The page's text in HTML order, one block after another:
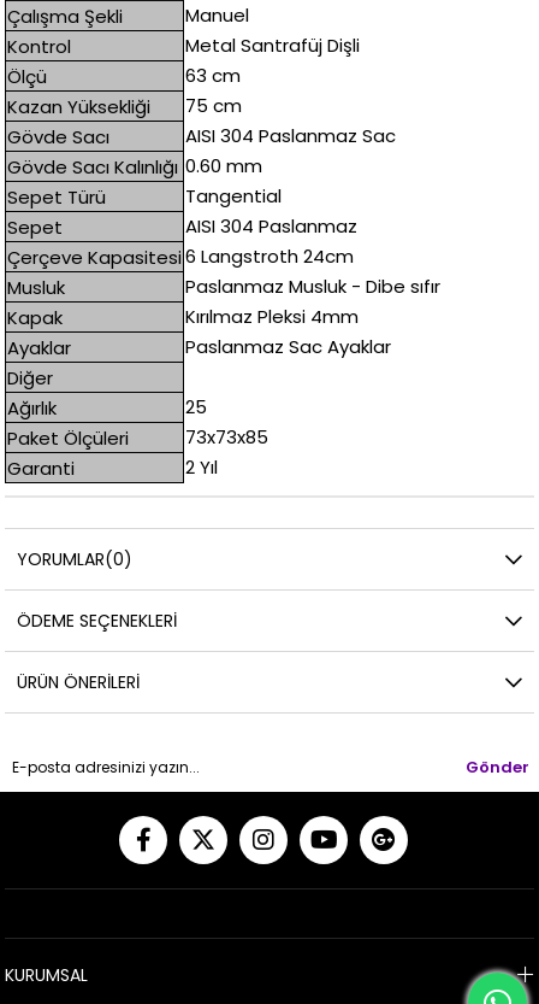
Çalışma Şekli
Manuel
Kontrol
Metal Santrafüj Dişli
Ölçü
63 cm
Kazan Yüksekliği
75 cm
Gövde Sacı
AISI 304 Paslanmaz Sac
Gövde Sacı Kalınlığı 0.60 mm
Sepet Türü
Tangential
Sepet
AISI 304 Paslanmaz
Çerçeve Kapasitesi 6 Langstroth 24cm
Musluk
Paslanmaz Musluk - Dibe sıfır
Kapak
Kırılmaz Pleksi 4mm
Ayaklar
Paslanmaz Sac Ayaklar
Diğer
Ağırlık
25
Paket Ölçüleri
73x73x85
Garanti
2 Yıl
YORUMLAR(0)
ÖDEME SEÇENEKLERI
ÜRÜN ÖNERILERI
Gönder
KURUMSAL